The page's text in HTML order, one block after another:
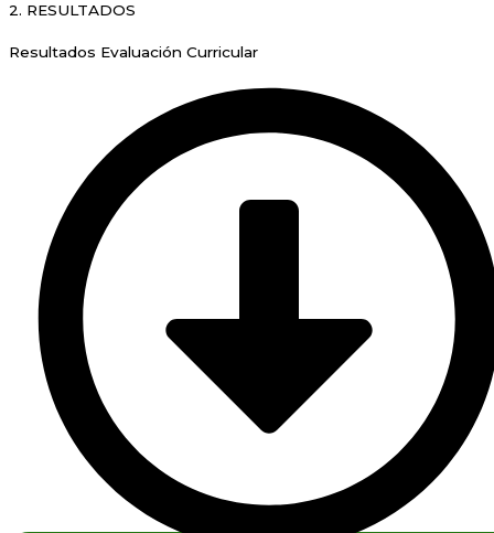
2. RESULTADOS
Resultados Evaluación Curricular